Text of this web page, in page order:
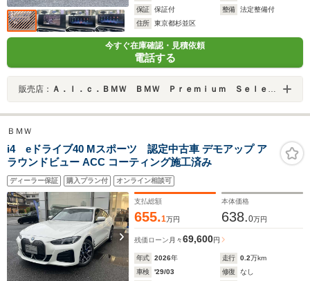
保証
保証付 整備
法定整備付
住所
東京都杉並区
今すぐ在庫確認・見積依頼
電話する
販売店： Ａ．ｌ．ｃ．ＢＭＷ ＢＭＷ Ｐｒｅｍｉｕｍ Ｓｅｌｅｃｔｉｏｎ 杉並 ／（株）ＡＬＣ Ｍｏｔｏｒｅｎ Ｔｏｋｙｏ
ＢＭＷ
i4 eドライブ40 Mスポーツ 認定中古車 デモアップ ア
ラウンドビュー ACC コーティング施工済み
ディーラー保証 購入プラン付 オンライン相談可
支払総額
655.1万円
本体価格
638.0万円
残価ローン 月々69,600円
年式 2026年 走行 0.2万km
車検
'29/03 修復
なし